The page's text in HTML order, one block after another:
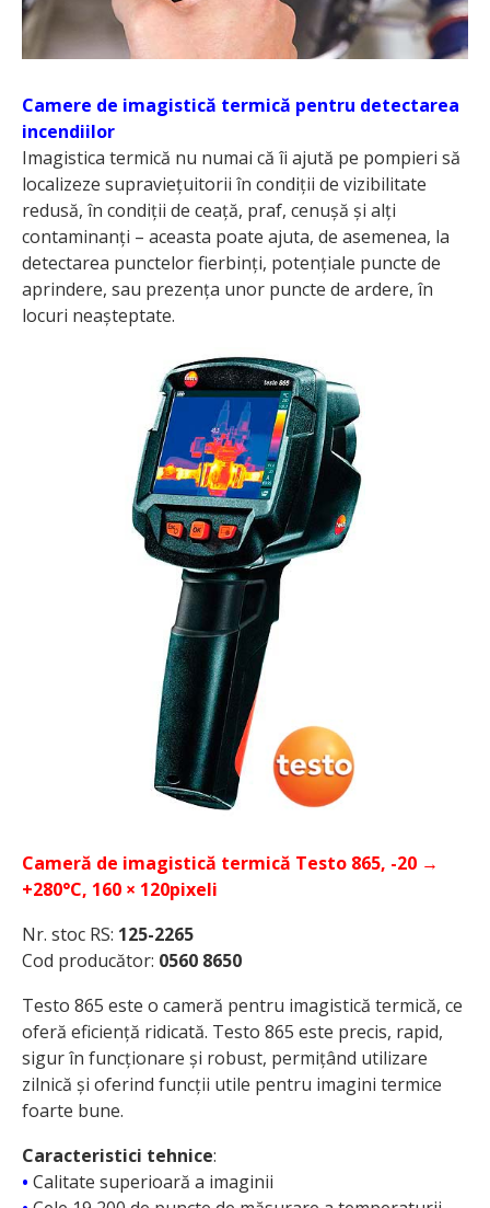
Camere de imagistică termică pentru detectarea
incendiilor
Imagistica termică nu numai că îi ajută pe pompieri să
localizeze supraviețuitorii în condiții de vizibilitate
redusă, în condiții de ceață, praf, cenușă și alți
contaminanți – aceasta poate ajuta, de asemenea, la
detectarea punctelor fierbinți, potențiale puncte de
aprindere, sau prezența unor puncte de ardere, în
locuri neașteptate.
Cameră de imagistică termică Testo 865, -20 →
+280°C, 160 × 120pixeli
Nr. stoc RS: 125-2265
Cod producător: 0560 8650
Testo 865 este o cameră pentru imagistică termică, ce
oferă eficiență ridicată. Testo 865 este precis, rapid,
sigur în funcționare și robust, permițând utilizare
zilnică și oferind funcții utile pentru imagini termice
foarte bune.
Caracteristici tehnice:
• Calitate superioară a imaginii